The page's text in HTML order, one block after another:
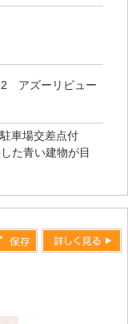
アズーリビュー
車場交差点付
た青い建物が目
ス
す